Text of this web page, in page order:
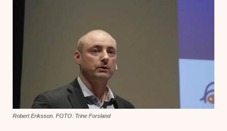
Robert Eriksson. FOTO: Trine Forsland